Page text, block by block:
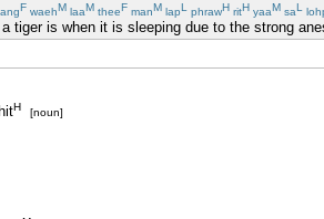
F waehM laaM theeF manM lapL phrawH ritH yaaM saL
tiger is when it is sleeping due to the strong
H [noun]